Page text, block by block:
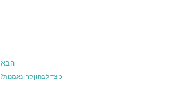
הבא
כיצד לבחון קרן נאמנות?